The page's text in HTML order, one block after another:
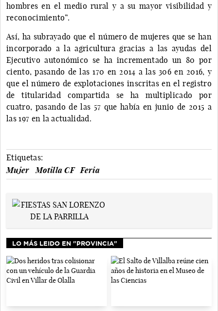
hombres en el medio rural y a su mayor visibilidad y
reconocimiento”.
Así, ha subrayado que el número de mujeres que se han
incorporado a la agricultura gracias a las ayudas del
Ejecutivo autonómico se ha incrementado un 80 por
ciento, pasando de las 170 en 2014 a las 306 en 2016, y
que el número de explotaciones inscritas en el registro
de titularidad compartida se ha multiplicado por
cuatro, pasando de las 57 que había en junio de 2015 a
las 197 en la actualidad.
Etiquetas:
Mujer
Motilla CF Feria
LO MÁS LEIDO EN "PROVINCIA"